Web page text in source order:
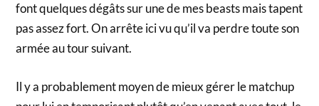
font quelques dégâts sur une de mes beasts mais tapent
pas assez fort. On arrête ici vu qu’il va perdre toute son
armée au tour suivant.
Il y a probablement moyen de mieux gérer le matchup